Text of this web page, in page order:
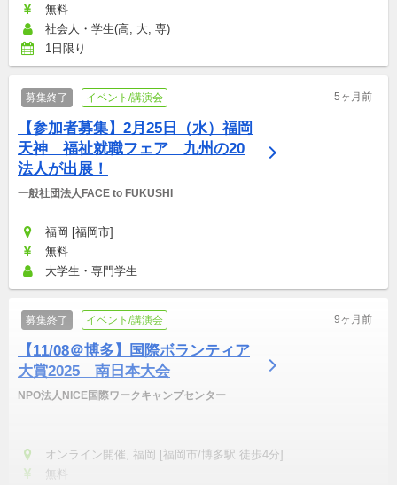
無料
社会人・学生(高, 大, 専)
1日限り
募集終了 イベント/講演会 5ヶ月前
【参加者募集】2月25日（水）福岡
天神　福祉就職フェア　九州の20
法人が出展！
一般社団法人FACE to FUKUSHI
福岡 [福岡市]
無料
大学生・専門学生
募集終了 イベント/講演会 9ヶ月前
【11/08＠博多】国際ボランティア
大賞2025　南日本大会
NPO法人NICE国際ワークキャンプセンター
オンライン開催, 福岡 [福岡市/博多駅 徒歩4分]
無料